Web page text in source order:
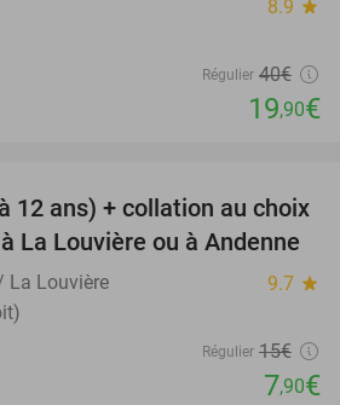
8.9 star
Régulier 40€
19,90€
47%
12 ans) + collation au choix
La Louvière ou à Andenne
La Louvière 9.7 star
Régulier 15€
7,90€